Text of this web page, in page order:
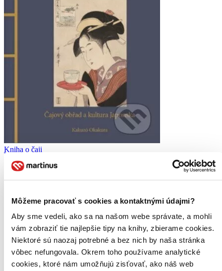
Môžeme pracovať s cookies a kontaktnými údajmi?
Aby sme vedeli, ako sa na našom webe správate, a mohli
vám zobraziť tie najlepšie tipy na knihy, zbierame cookies.
Niektoré sú naozaj potrebné a bez nich by naša stránka
vôbec nefungovala. Okrem toho používame analytické
cookies, ktoré nám umožňujú zisťovať, ako náš web
Kniha o čaji
Čajové obřady a kultura Japonska
Kniha o čaji – jeden z klasických textů světové kultury! Seznamte se
k napsání jedné z nejvlivnějších knih dvacátého století o umění,
kráse a prostotě...
Kniha pevná väzba
39,10 €
Na sklade 1 ks